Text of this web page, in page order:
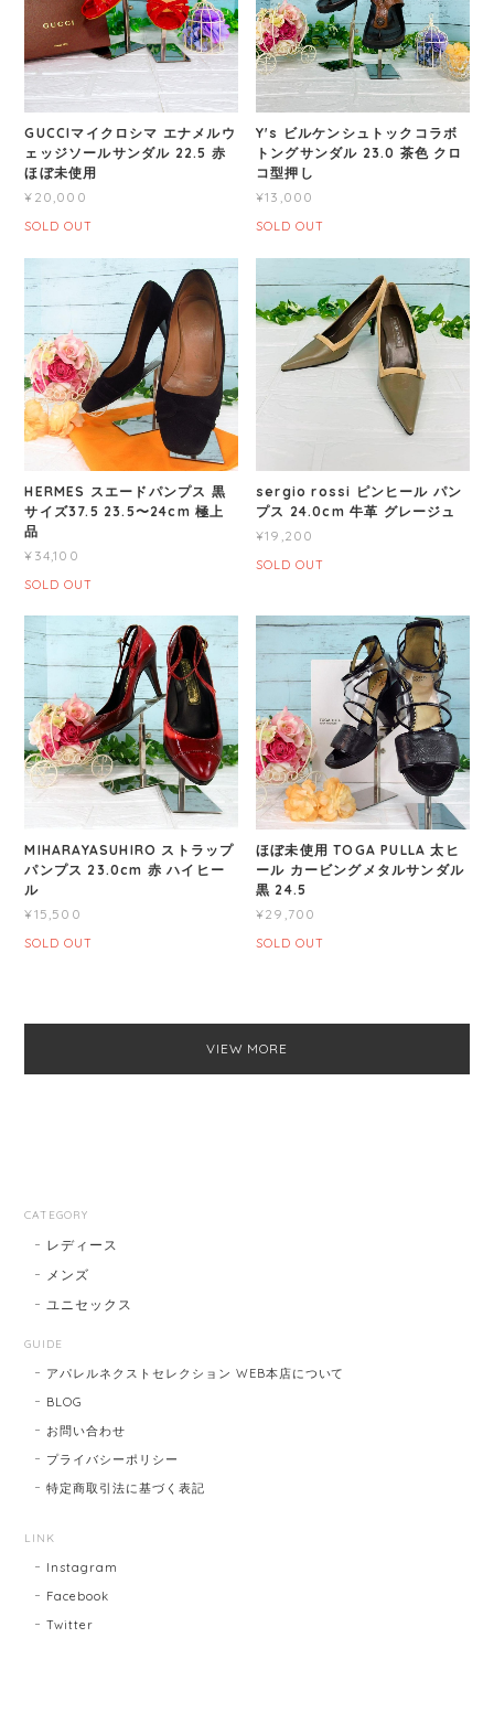
GUCCIマイクロシマ エナメルウ
ェッジソールサンダル 22.5 赤
ほぼ未使用
¥20,000
SOLD OUT
Y's ビルケンシュトックコラボ
トングサンダル 23.0 茶色 クロ
コ型押し
¥13,000
SOLD OUT
HERMES スエードパンプス 黒
サイズ37.5 23.5〜24cm 極上
品
¥34,100
SOLD OUT
sergio rossi ピンヒール パン
プス 24.0cm 牛革 グレージュ
¥19,200
SOLD OUT
MIHARAYASUHIRO ストラップ
パンプス 23.0cm 赤 ハイヒー
ル
¥15,500
SOLD OUT
ほぼ未使用 TOGA PULLA 太ヒ
ール カービングメタルサンダル
黒 24.5
¥29,700
SOLD OUT
VIEW MORE
CATEGORY
レディース
メンズ
ユニセックス
GUIDE
アパレルネクストセレクション WEB本店について
BLOG
お問い合わせ
プライバシーポリシー
特定商取引法に基づく表記
LINK
Instagram
Facebook
Twitter